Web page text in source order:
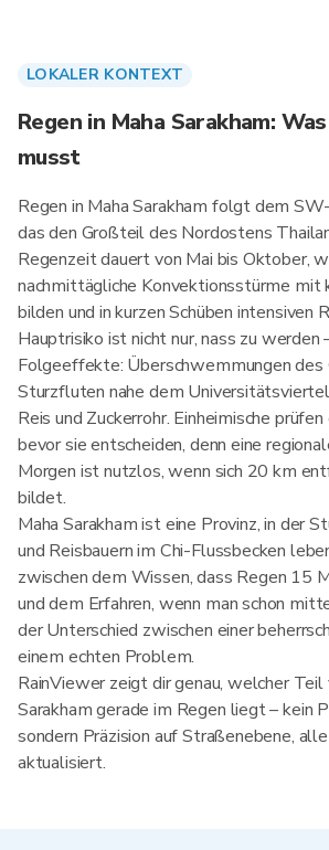
LOKALER KONTEXT
Regen in Maha Sarakham:
musst
Regen in Maha Sarakham folgt dem
das den Großteil des Nordostens
Regenzeit dauert von Mai bis Oktober,
nachmittägliche Konvektionsstürme mit
bilden und in kurzen Schüben intensiven
Hauptrisiko ist nicht nur, nass zu werden
Folgeeffekte: Überschwemmungen des
Sturzfluten nahe dem
Reis und Zuckerrohr. Einheimische
bevor sie entscheiden, denn eine
Morgen ist nutzlos, wenn sich 20 km
bildet.
Maha Sarakham ist eine Provinz, in der
und Reisbauern im Chi-Flussbecken
zwischen dem Wissen, dass Regen 15
und dem Erfahren, wenn man schon
der Unterschied zwischen einer
einem echten Problem.
RainViewer zeigt dir genau, welcher Teil
Sarakham gerade im Regen liegt – kein
sondern Präzision auf Straßenebene,
aktualisiert.